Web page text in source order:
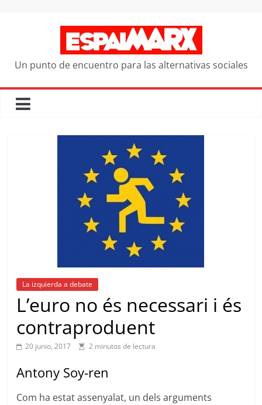
Un punto de encuentro para las alternativas sociales
La izquierda a debate
L’euro no és necessari i és
contraproduent
20 junio, 2017 2 minutos de lectura
Antony Soy-ren
Com ha estat assenyalat, un dels arguments